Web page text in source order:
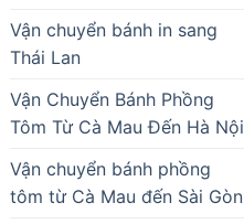
Vận chuyển bánh in sang
Thái Lan
Vận Chuyển Bánh Phồng
Tôm Từ Cà Mau Đến Hà Nội
Vận chuyển bánh phồng
tôm từ Cà Mau đến Sài Gòn